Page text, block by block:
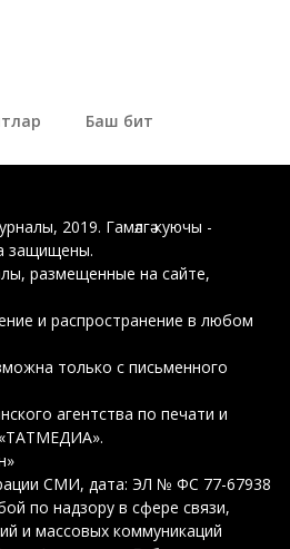
Баш бит
2019. Гамәлгә куючы -
защищены.
размещенные на сайте,
и распространение в любом
только с письменного
агентства по печати и
СМИ, дата: ЭЛ № ФС 77-67938
по надзору в сфере связи,
и массовых коммуникаций